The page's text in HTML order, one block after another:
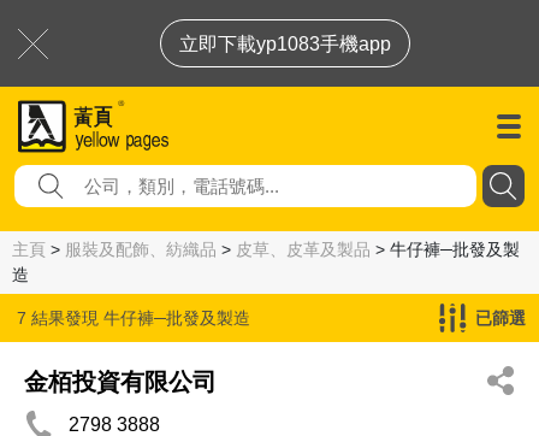
立即下載yp1083手機app
主頁 > 服裝及配飾、紡織品 > 皮草、皮革及製品 > 牛仔褲─批發及製
造
7 結果發現 牛仔褲─批發及製造 已篩選
金栢投資有限公司
2798 3888